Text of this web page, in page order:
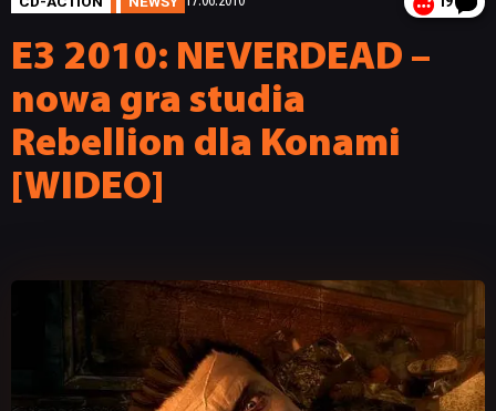
E3 2010: NEVERDEAD –
nowa gra studia
Rebellion dla Konami
[WIDEO]